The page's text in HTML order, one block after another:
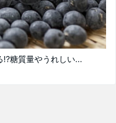
糖質量やうれしい...